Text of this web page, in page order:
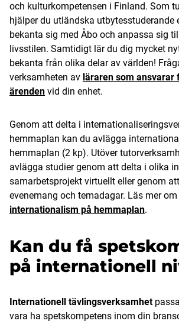
och kulturkompetensen i Finland. Som
hjälper du utländska utbytesstuderande
bekanta sig med Åbo och anpassa sig
livsstilen. Samtidigt lär du dig mycket
bekanta från olika delar av världen!
verksamheten av läraren som
ärenden vid din enhet.
Genom att delta i
hemmaplan kan du avlägga
hemmaplan (2 kp). Utöver
avlägga studier genom att delta i olika
samarbetsprojekt virtuellt eller genom
evenemang och temadagar. Läs mer om
internationalism på hemmaplan.
Kan du få
på internationell
Internationell tävlingsverksamhet
vara ha spetskompetens inom din